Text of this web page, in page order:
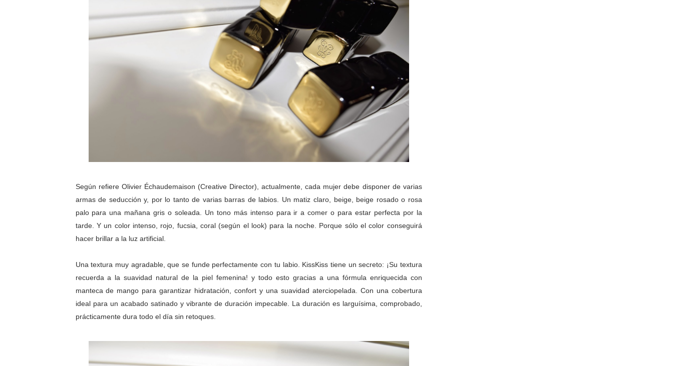
Según refiere Olivier Échaudemaison (Creative Director), actualmente, cada mujer debe disponer de varias
armas de seducción y, por lo tanto de varias barras de labios. Un matiz claro, beige, beige rosado o rosa
palo para una mañana gris o soleada. Un tono más intenso para ir a comer o para estar perfecta por la
tarde. Y un color intenso, rojo, fucsia, coral (según el look) para la noche. Porque sólo el color conseguirá
hacer brillar a la luz artificial.
Una textura muy agradable, que se funde perfectamente con tu labio. KissKiss tiene un secreto: ¡Su textura
recuerda a la suavidad natural de la piel femenina! y todo esto gracias a una fórmula enriquecida con
manteca de mango para garantizar hidratación, confort y una suavidad aterciopelada. Con una cobertura
ideal para un acabado satinado y vibrante de duración impecable. La duración es larguísima, comprobado,
prácticamente dura todo el día sin retoques.